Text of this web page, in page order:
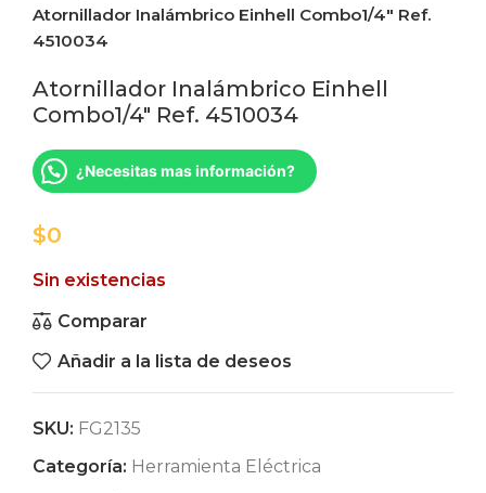
Atornillador Inalámbrico Einhell Combo1/4″ Ref.
4510034
Atornillador Inalámbrico Einhell
Combo1/4″ Ref. 4510034
¿Necesitas mas información?
$
Sin existencias
Comparar
Añadir a la lista de deseos
SKU: FG2135
Categoría: Herramienta Eléctrica